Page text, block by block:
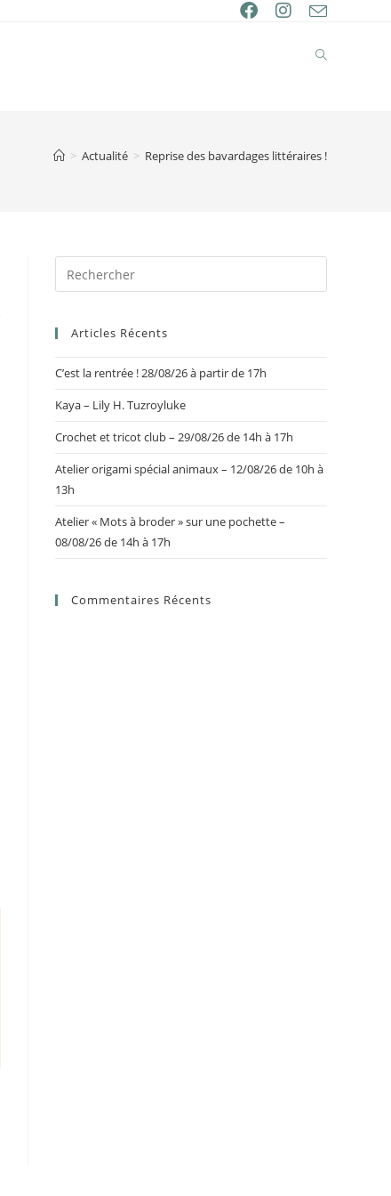
> Actualité > Reprise des bavardages littéraires !
Articles Récents
C’est la rentrée ! 28/08/26 à partir de 17h
Kaya – Lily H. Tuzroyluke
Crochet et tricot club – 29/08/26 de 14h à 17h
Atelier origami spécial animaux – 12/08/26 de 10h à
13h
Atelier « Mots à broder » sur une pochette –
08/08/26 de 14h à 17h
Commentaires Récents